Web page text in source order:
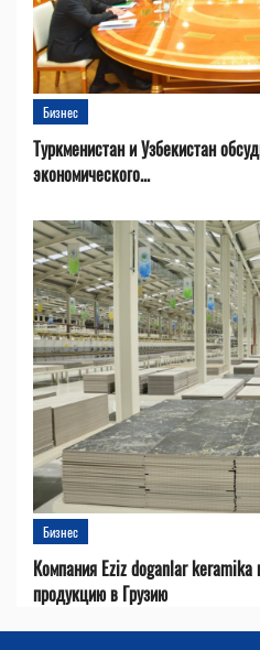
Бизнес
Туркменистан и Узбекистан
экономического...
Бизнес
Компания Eziz doganlar keramika
продукцию в Грузию